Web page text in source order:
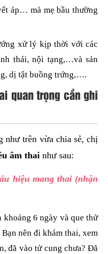
áp… mà mẹ bầu thường
xử lý kịp thời với các
thái, nội tạng,…và sản
dị tật buồng trứng,….
quan trọng cần ghi
như trên vừa chia sẻ, chị
âm thainhư sau:
hiệu mang thai (nhận
6 ngày và que thử
nên đi khám thai, xem
đã vào tử cung chưa? Đã